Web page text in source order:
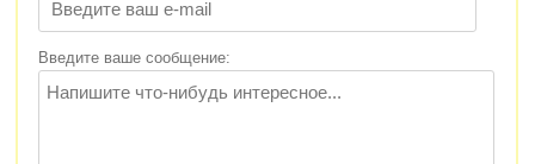
Введите ваше сообщение: